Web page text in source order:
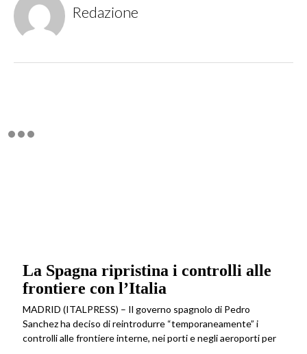
Redazione
La Spagna ripristina i controlli alle
frontiere con l’Italia
MADRID (ITALPRESS) – Il governo spagnolo di Pedro
Sanchez ha deciso di reintrodurre “temporaneamente” i
controlli alle frontiere interne, nei porti e negli aeroporti per